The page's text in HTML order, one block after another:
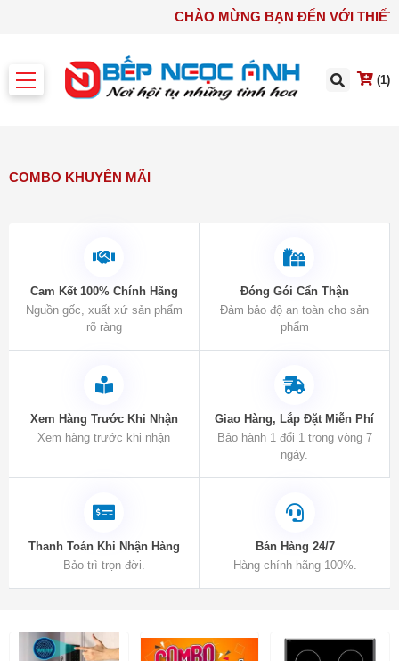
CHÀO MỪNG BẠN ĐẾN
(1)
COMBO KHUYẾN MÃI
Cam Kết 100% Chính Hãng
Nguồn gốc, xuất xứ sản phẩm
rõ ràng
Đóng Gói Cẩn Thận
Đảm bảo độ an toàn cho sản
phẩm
Xem Hàng Trước Khi Nhận
Xem hàng trước khi nhận
Giao Hàng, Lắp Đặt Miễn Phí
Bảo hành 1 đổi 1 trong vòng 7
ngày.
Thanh Toán Khi Nhận Hàng
Bảo trì trọn đời.
Bán Hàng 24/7
Hàng chính hãng 100%.